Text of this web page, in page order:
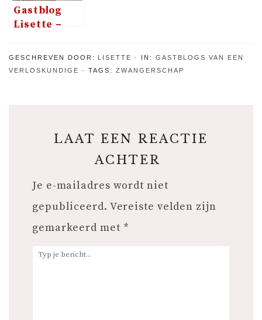
Gastblog
Lisette –
bij de
bevalling
GESCHREVEN DOOR: LISETTE IN: GASTBLOGS VAN EEN
VERLOSKUNDIGE
TAGS: ZWANGERSCHAP
LAAT EEN REACTIE
ACHTER
Je e-mailadres wordt niet
gepubliceerd. Vereiste velden zijn
gemarkeerd met *